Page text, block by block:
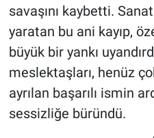
savaşını kaybetti.
yaratan bu ani kayıp,
büyük bir yankı
meslektaşları, henüz
ayrılan başarılı ismin
sessizliğe büründü.